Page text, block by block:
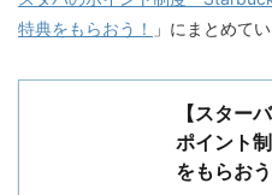
特典をもらおう！
」にまとめてい
【スター
ポイント
をもらおう